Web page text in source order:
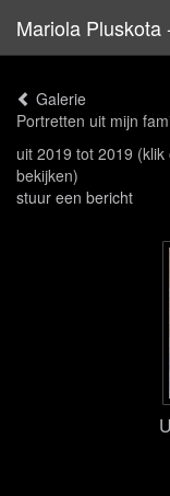
Galerie
Portretten uit mijn
uit 2019 tot 2019
bekijken)
stuur een bericht